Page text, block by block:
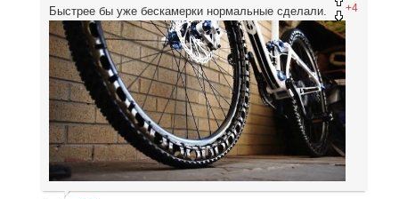
+4
Быстрее бы уже бескамерки нормальные сделали.